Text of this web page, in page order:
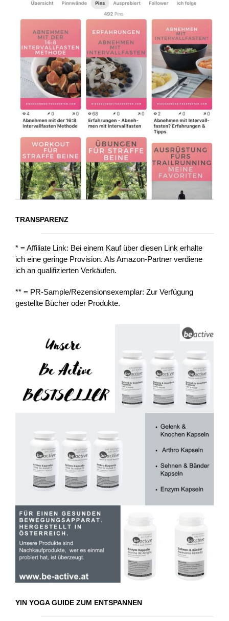
TRANSPARENZ
* = Affiliate Link: Bei einem Kauf über diesen Link erhalte
ich eine geringe Provision. Als Amazon-Partner verdiene
ich an qualifizierten Verkäufen.
** = PR-Sample/Rezensionsexemplar: Zur Verfügung
gestellte Bücher oder Produkte.
YIN YOGA GUIDE ZUM ENTSPANNEN